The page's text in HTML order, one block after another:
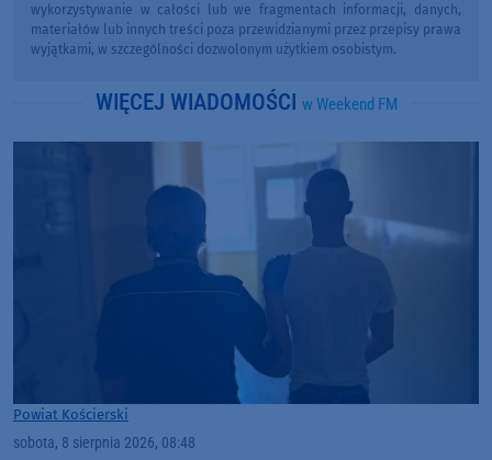
wykorzystywanie w całości lub we fragmentach informacji, danych,
materiałów lub innych treści poza przewidzianymi przez przepisy prawa
wyjątkami, w szczególności dozwolonym użytkiem osobistym.
WIĘCEJ WIADOMOŚCI w Weekend FM
Powiat Kościerski
sobota, 8 sierpnia 2026, 08:48